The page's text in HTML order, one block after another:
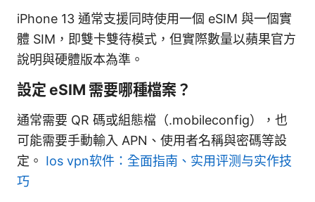
iPhone 13 通常支援同時使用一個 eSIM 與一個實
體 SIM，即雙卡雙待模式，但實際數量以蘋果官方
說明與硬體版本為準。
設定 eSIM 需要哪種檔案？
通常需要 QR 碼或組態檔（.mobileconfig），也
可能需要手動輸入 APN、使用者名稱與密碼等設
定。 Ios vpn软件：全面指南、实用评测与实作技
巧